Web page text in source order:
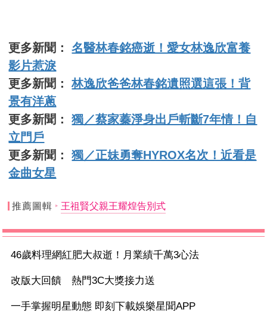
更多新聞：名醫林春銘癌逝！愛女林逸欣富養
影片惹淚
更多新聞：林逸欣爸爸林春銘遺照選這張！背
景有洋蔥
更多新聞：獨／蔡家蓁淨身出戶斬斷7年情！自
立門戶
更多新聞：獨／正妹勇奪HYROX名次！近看是
金曲女星
推薦圖輯 王祖賢父親王耀煌告別式
46歲料理網紅肥大叔逝！月業績千萬3心法
改版大回饋 熱門3C大獎接力送
一手掌握明星動態 即刻下載娛樂星聞APP